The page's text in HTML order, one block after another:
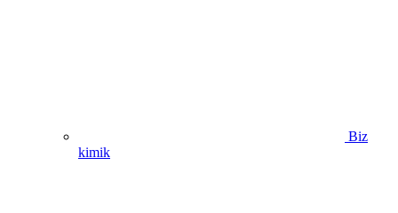
Biz
kimik